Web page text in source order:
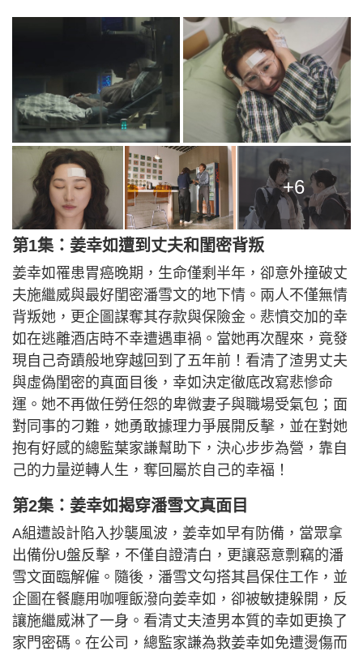
+6
第1集：姜幸如遭到丈夫和閨密背叛
姜幸如罹患胃癌晚期，生命僅剩半年，卻意外撞破丈
夫施繼威與最好閨密潘雪文的地下情。兩人不僅無情
背叛她，更企圖謀奪其存款與保險金。悲憤交加的幸
如在逃離酒店時不幸遭遇車禍。當她再次醒來，竟發
現自己奇蹟般地穿越回到了五年前！看清了渣男丈夫
與虛偽閨密的真面目後，幸如決定徹底改寫悲慘命
運。她不再做任勞任怨的卑微妻子與職場受氣包；面
對同事的刁難，她勇敢據理力爭展開反擊，並在對她
抱有好感的總監葉家謙幫助下，決心步步為營，靠自
己的力量逆轉人生，奪回屬於自己的幸福！
第2集：姜幸如揭穿潘雪文真面目
A組遭設計陷入抄襲風波，姜幸如早有防備，當眾拿
出備份U盤反擊，不僅自證清白，更讓惡意剽竊的潘
雪文面臨解僱。隨後，潘雪文勾搭其昌保住工作，並
企圖在餐廳用咖喱飯潑向姜幸如，卻被敏捷躲開，反
讓施繼威淋了一身。看清丈夫渣男本質的幸如更換了
家門密碼。在公司，總監家謙為救姜幸如免遭燙傷而